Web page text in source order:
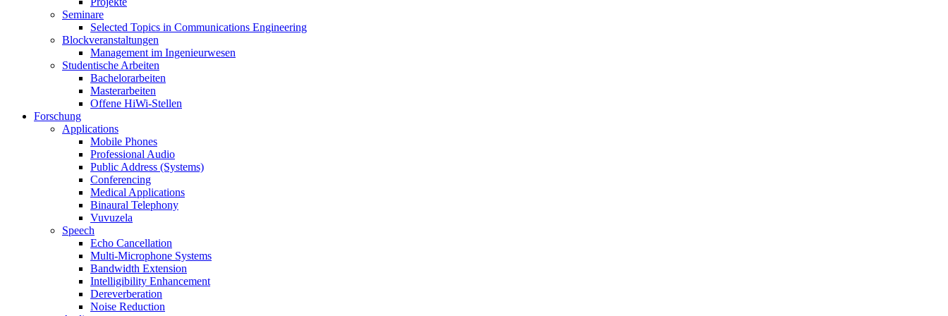
Seminare
Selected Topics in Communications Engineering
Blockveranstaltungen
Management im Ingenieurwesen
Studentische Arbeiten
Bachelorarbeiten
Masterarbeiten
Offene HiWi-Stellen
Forschung
Applications
Mobile Phones
Professional Audio
Public Address (Systems)
Conferencing
Medical Applications
Binaural Telephony
Vuvuzela
Speech
Echo Cancellation
Multi-Microphone Systems
Bandwidth Extension
Intelligibility Enhancement
Dereverberation
Noise Reduction